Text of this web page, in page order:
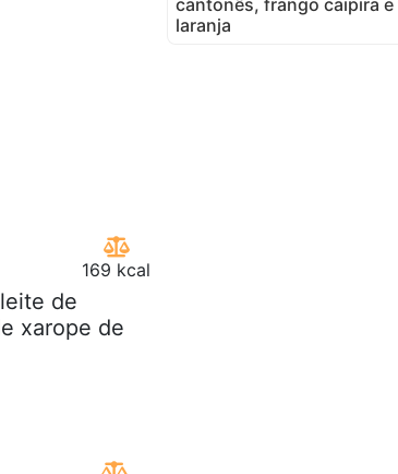
169 kcal
de
xarope de
laranja